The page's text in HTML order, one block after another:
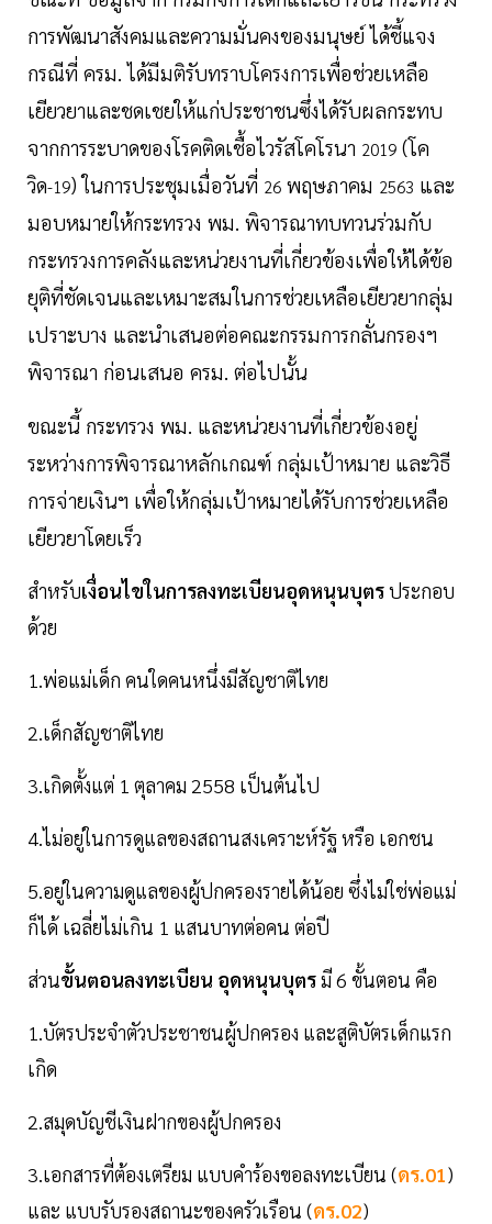
การพัฒนาสังคมและความมั่นคงของมนุษย์ ได้ชี้แจง
กรณีที่ ครม. ได้มีมติรับทราบโครงการเพื่อช่วยเหลือ
เยียวยาและชดเชยให้แก่ประชาชนซึ่งได้รับผลกระทบ
จากการระบาดของโรคติดเชื้อไวรัสโคโรนา 2019 (โค
วิด-19) ในการประชุมเมื่อวันที่ 26 พฤษภาคม 2563 และ
มอบหมายให้กระทรวง พม. พิจารณาทบทวนร่วมกับ
กระทรวงการคลังและหน่วยงานที่เกี่ยวข้องเพื่อให้ได้ข้อ
ยุติที่ชัดเจนและเหมาะสมในการช่วยเหลือเยียวยากลุ่ม
เปราะบาง และนำเสนอต่อคณะกรรมการกลั่นกรองฯ
พิจารณา ก่อนเสนอ ครม. ต่อไปนั้น
ขณะนี้ กระทรวง พม. และหน่วยงานที่เกี่ยวข้องอยู่
ระหว่างการพิจารณาหลักเกณฑ์ กลุ่มเป้าหมาย และวิธี
การจ่ายเงินฯ เพื่อให้กลุ่มเป้าหมายได้รับการช่วยเหลือ
เยียวยาโดยเร็ว
สำหรับเงื่อนไขในการลงทะเบียนอุดหนุนบุตรประกอบ
ด้วย
1.พ่อแม่เด็ก คนใดคนหนึ่งมีสัญชาติไทย
2.เด็กสัญชาติไทย
3.เกิดตั้งแต่ 1 ตุลาคม 2558 เป็นต้นไป
4.ไม่อยู่ในการดูแลของสถานสงเคราะห์รัฐ หรือ เอกชน
5.อยู่ในความดูแลของผู้ปกครองรายได้น้อย ซึ่งไม่ใช่พ่อแม่
ก็ได้ เฉลี่ยไม่เกิน 1 แสนบาทต่อคน ต่อปี
ส่วนขั้นตอนลงทะเบียน อุดหนุนบุตรมี 6 ขั้นตอน คือ
1.บัตรประจำตัวประชาชนผู้ปกครอง และสูติบัตรเด็กแรก
เกิด
2.สมุดบัญชีเงินฝากของผู้ปกครอง
3.เอกสารที่ต้องเตรียม แบบคำร้องขอลงทะเบียน (ดร.01)
และ แบบรับรองสถานะของครัวเรือน (ดร.02)